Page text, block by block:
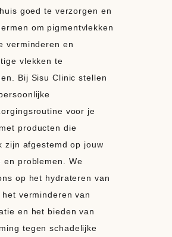
goed te verzorgen en
om pigmentvlekken
verminderen en
vlekken te
Bij Sisu Clinic stellen
voor je
producten die
zijn afgestemd op jouw
en problemen. We
op het hydrateren van
verminderen van
en het bieden van
tegen schadelijke